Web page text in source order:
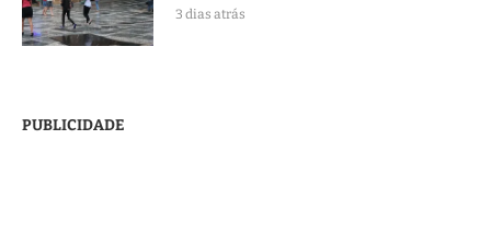
3 dias atrás
PUBLICIDADE